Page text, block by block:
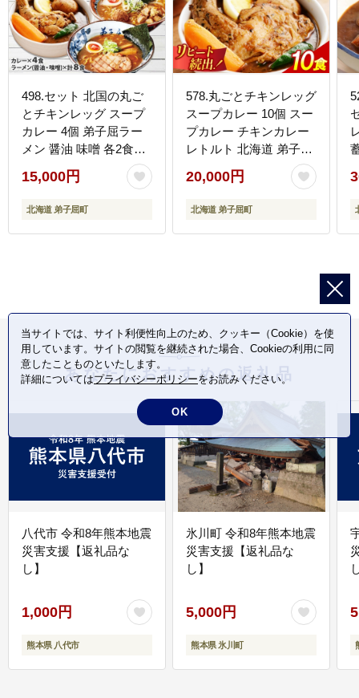
498.セット 北国の丸ご
とチキンレッグ スープ
カレー 4個 弟子屈ラー
メン 醤油 味噌 各2食入
2種 送料無料 北海道 弟
子屈町
15,000円
北海道 弟子屈町
578.丸ごとチキンレッグ
スープカレー 10個 スー
プカレー チキンカレー
レトルト 北海道 弟子屈
20,000円
北海道 弟子屈町
あなたにおすすめの返礼品
八代市 令和8年熊本地震
災害支援【返礼品な
し】
1,000円
熊本県 八代市
氷川町 令和8年熊本地震
災害支援【返礼品な
し】
5,000円
熊本県 氷川町
当サイトでは、サイト利便性向上のため、クッキー（Cookie）を使
用しています。サイトの閲覧を継続された場合、Cookieの利用に同
意したことものといたします。
詳細についてはプライバシーポリシーをお読みください。
OK